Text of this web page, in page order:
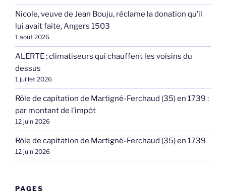
Nicole, veuve de Jean Bouju, réclame la donation qu’il
lui avait faite, Angers 1503
1 août 2026
ALERTE : climatiseurs qui chauffent les voisins du
dessus
1 juillet 2026
Rôle de capitation de Martigné-Ferchaud (35) en 1739 :
par montant de l’impôt
12 juin 2026
Rôle de capitation de Martigné-Ferchaud (35) en 1739
12 juin 2026
PAGES